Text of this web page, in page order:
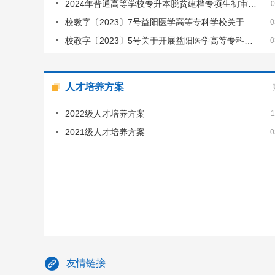
2024年普通高等学校专升本脱贫建档专项生初审…
校教字〔2023〕7号益阳医学高等专科学校关于…
校教字〔2023〕5号关于开展益阳医学高等专科…
人才培养方案
2022级人才培养方案
2021级人才培养方案
友情链接